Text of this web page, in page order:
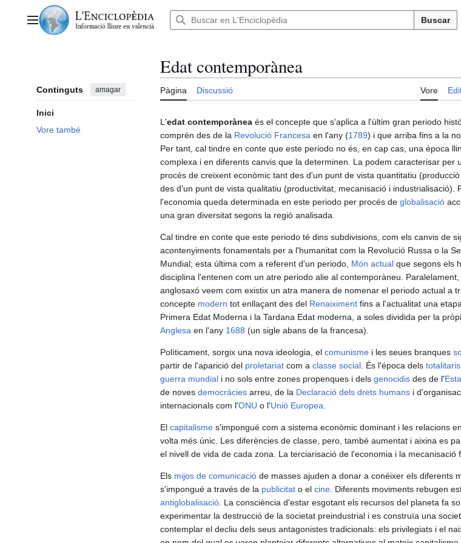
contingutMenú principal Buscar
Continguts amagar
Inici
Vore també
Edat contemporànea
Pàgina Discussió Vore
L'edat contemporànea és el concepte que s'aplica a l'últim gran periodo
comprén des de la Revolució Francesa en l'any (1789) i que arriba fins a la
Per tant, cal tindre en conte que este periodo no és, en cap cas, una época
complexa i en diferents canvis que la determinen. La podem caracterisar per
procés de creixent econòmic tant des d'un punt de vista quantitatiu
des d'un punt de vista qualitatiu (productivitat, mecanisació i industrialisació).
l'economia queda determinada en este periodo per procés de globalisació
una gran diversitat segons la regió analisada.
Cal tindre en conte que este periodo té dins subdivisions, com els canvis de
acontenyiments fonamentals per a l'humanitat com la Revolució Russa o la
Mundial; esta última com a referent d'un periodo, Món actual que segons els
disciplina l'entenen com un atre periodo alie al contemporàneu.
anglosaxó veem com existix un atra manera de nomenar el periodo actual a
concepte modern tot enllaçant des del Renaiximent fins a l'actualitat una
Primera Edat Moderna i la Tardana Edat moderna, a soles dividida per la
Anglesa en l'any 1688 (un sigle abans de la francesa).
Políticament, sorgix una nova ideologia, el comunisme i les seues branques
partir de l'aparició del proletariat com a classe social . És l'época dels
guerra mundial i no sols entre zones propenques i dels genocidis des de l'
de noves democràcies arreu, de la Declaració dels drets humans i
internacionals com l'ONU o l'Unió Europea
El capitalisme s'impongué com a sistema econòmic dominant i les relacions
volta més únic. Les diferències de classe, pero, també aumentat i aixina es
el nivell de vida de cada zona. La terciarisació de l'economia i la mecanisació
Els mijos de comunicació de masses ajuden a donar a conéixer els diferents
s'impongué a través de la publicitat o el cine . Diferents moviments rebugen
antiglobalisació . La consciència d'estar esgotant els recursos del planeta fa
experimentar la destrucció de la societat preindustrial i es construïa una
contemplar el decliu dels seus antagonistes tradicionals: els privilegiats i el